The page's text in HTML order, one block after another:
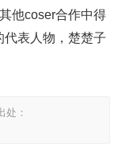
他coser合作中得
表人物，楚楚子
：